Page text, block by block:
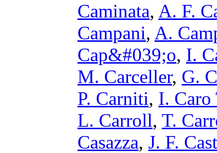
Caminata, A. F.
Campani, A.
Cap&#039;o, I.
M. Carceller, G.
P. Carniti, I. Caro
L. Carroll, T.
Casazza, J. F.